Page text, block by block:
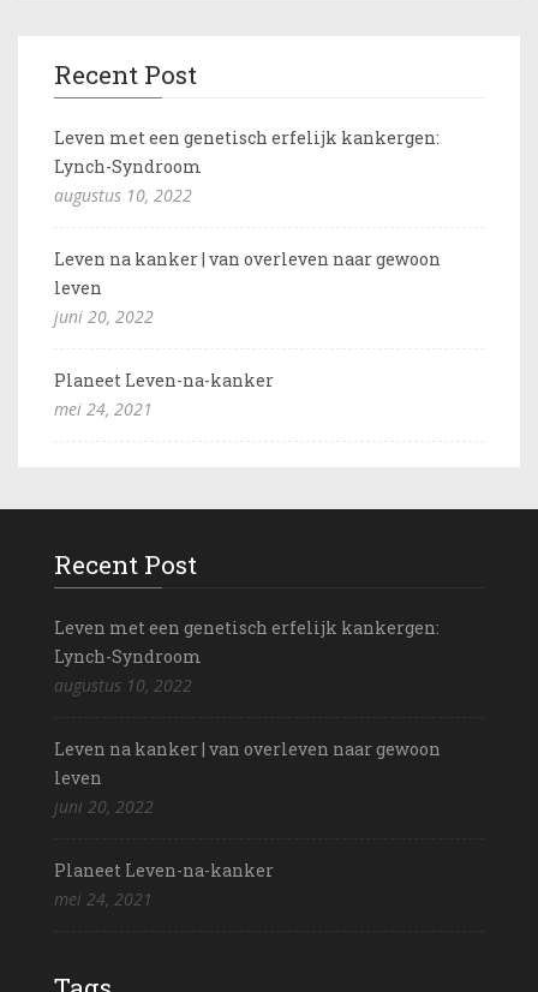
Recent Post
Leven met een genetisch erfelijk kankergen:
Lynch-Syndroom
augustus 10, 2022
Leven na kanker | van overleven naar gewoon
leven
juni 20, 2022
Planeet Leven-na-kanker
mei 24, 2021
Recent Post
Leven met een genetisch erfelijk kankergen:
Lynch-Syndroom
augustus 10, 2022
Leven na kanker | van overleven naar gewoon
leven
juni 20, 2022
Planeet Leven-na-kanker
mei 24, 2021